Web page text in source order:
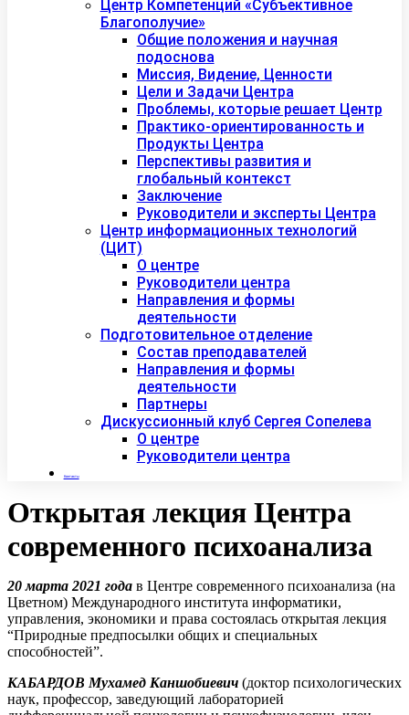
Центр Компетенций «Субъективное
Благополучие»
Общие положения и научная
подоснова
Миссия, Видение, Ценности
Цели и Задачи Центра
Проблемы, которые решает Центр
Практико-ориентированность и
Продукты Центра
Перспективы развития и
глобальный контекст
Заключение
Руководители и эксперты Центра
Центр информационных технологий
(ЦИТ)
О центре
Руководители центра
Направления и формы
деятельности
Подготовительное отделение
Состав преподавателей
Направления и формы
деятельности
Партнеры
Дискуссионный клуб Сергея Сопелева
О центре
Руководители центра
Контакты
Открытая лекция Центра
современного психоанализа
20 марта 2021 года в Центре современного психоанализа (на
Цветном) Международного института информатики,
управления, экономики и права состоялась открытая лекция
“Природные предпосылки общих и специальных
способностей”.
КАБАРДОВ Мухамед Каншобиевич (доктор психологических
наук, профессор, заведующий лабораторией